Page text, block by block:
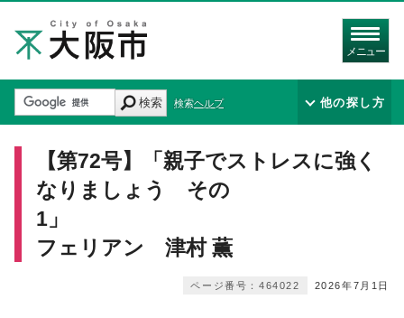
メニュー
検索 検索ヘルプ 他の探し方
【第72号】「親子でストレスに強く
なりましょう その
1
フェリアン 津村 薫
2026年7月1日
ページ番号：464022